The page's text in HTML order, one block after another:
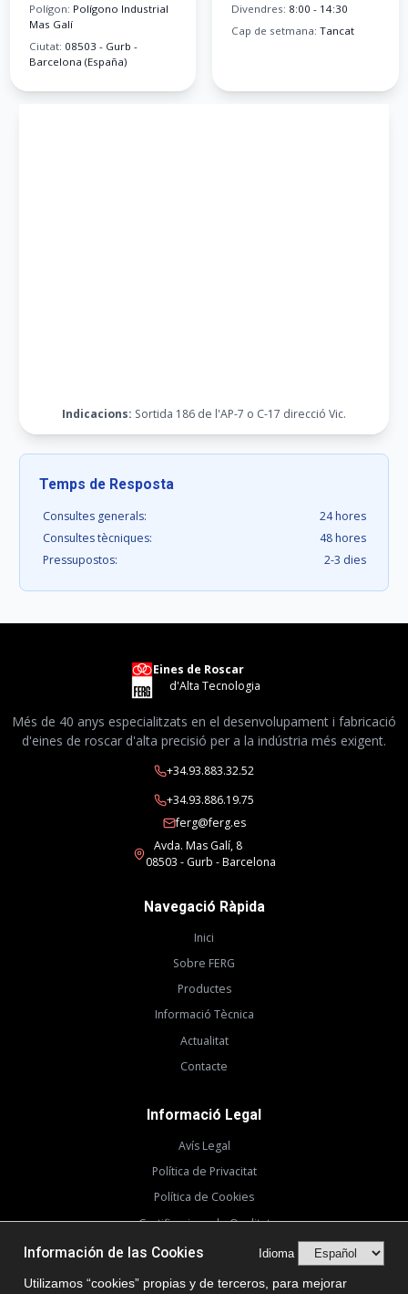
Polígon: Polígono Industrial
Mas Galí
Ciutat: 08503 - Gurb -
Barcelona (España)
Divendres: 8:00 - 14:30
Cap de setmana: Tancat
Indicacions: Sortida 186 de l'AP-7 o C-17 direcció Vic.
Temps de Resposta
Consultes generals:
24 hores
Consultes tècniques:
48 hores
Pressupostos:
2-3 dies
Eines de Roscar
d'Alta Tecnologia
Més de 40 anys especialitzats en el desenvolupament i fabricació
d'eines de roscar d'alta precisió per a la indústria més exigent.
+34.93.883.32.52
+34.93.886.19.75
ferg@ferg.es
Avda. Mas Galí, 8
08503 - Gurb - Barcelona
Navegació Ràpida
Inici
Sobre FERG
Productes
Informació Tècnica
Actualitat
Contacte
Informació Legal
Avís Legal
Política de Privacitat
Política de Cookies
Certificacions de Qualitat
Certificacions
ISO CE
Información de las Cookies Idioma
Utilizamos “cookies” propias y de terceros, para mejorar